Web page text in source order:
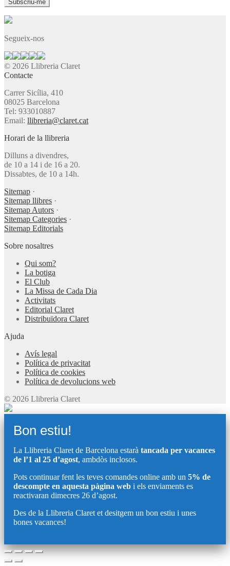
Segueix-nos
© 2026 Llibreria Claret
Contacte
Carrer Sicília, 410
08025 Barcelona
Tel: 933010887
Email: llibreria@claret.cat
Horari de la llibreria
Dilluns a divendres,
de 10 a 14 i de 16 a 20.
Dissabtes, de 10 a 14h.
Sitemap ·
Sitemap llibres ·
Sitemap Autors ·
Sitemap Categories ·
Sitemap Editorials
Sobre nosaltres
Qui som?
La botiga
El Club
La Missa de Cada Dia
Activitats
Editorial Claret
Distribuïdora Claret
Ajuda
Avís legal
Política de privacitat
Política de cookies
Política de devolucions web
© 2026 Llibreria Claret
Bon estiu!
La Llibreria Claret de Barcelona estarà tancada per vacances
de l’1 al 25 d’agost, ambdòs inclosos.
Pots continuar fent les teves comandes online amb un 5% de
descompte en aquesta pàgina web i els enviaments es
reactivaran dimecres 26 d’agost.
Des de la Llibreria Claret et desitgem un bon estiu i unes
bones vacances!